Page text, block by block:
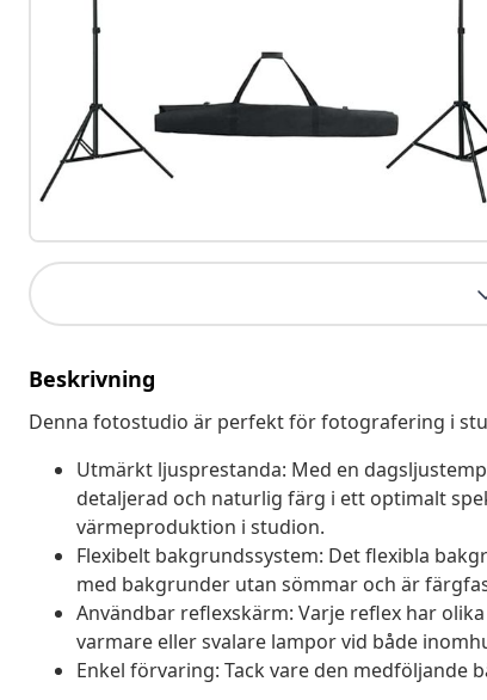
Beskrivning
Denna fotostudio är perfekt för fotografering i
Utmärkt ljusprestanda: Med en
detaljerad och naturlig färg i ett optimalt
värmeproduktion i studion.
Flexibelt bakgrundssystem: Det flexibla
med bakgrunder utan sömmar och är
Användbar reflexskärm: Varje reflex har
varmare eller svalare lampor vid både
Enkel förvaring: Tack vare den medföljande